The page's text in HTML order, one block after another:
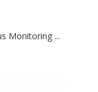
Monitoring ...